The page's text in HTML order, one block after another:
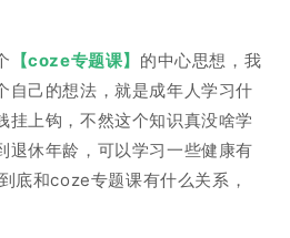
【coze专题课】 的中心思想，我
自己的想法，就是成年人学习什
挂上钩，不然这个知识真没啥学
退休年龄，可以学习一些健康有
底和coze专题课有什么关系，